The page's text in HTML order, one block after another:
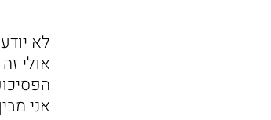
לא
אולי
אני